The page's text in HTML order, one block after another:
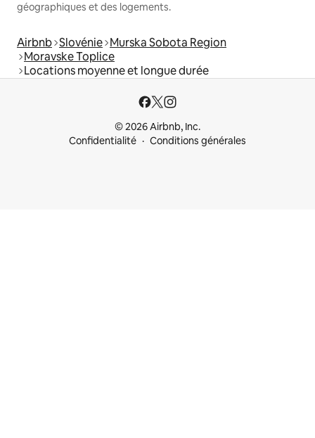
géographiques et des logements.
Airbnb Slovénie Murska Sobota Region
Moravske Toplice
Locations moyenne et longue durée
© 2026 Airbnb, Inc.
Confidentialité
Conditions générales